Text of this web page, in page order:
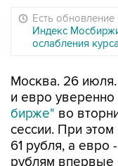
Есть обновление
Индекс
ослабления
Москва. 26 июля.
и евро уверенно
бирже" во
сессии. При
61 рубля, а
рублям впервые